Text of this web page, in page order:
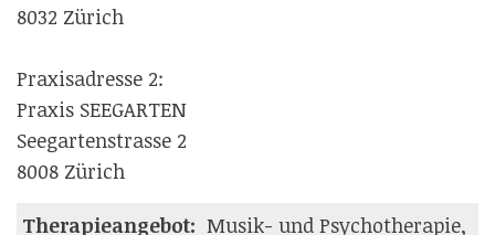
8032 Zürich
Praxisadresse 2:
Praxis SEEGARTEN
Seegartenstrasse 2
8008 Zürich
Therapieangebot: Musik- und Psychotherapie,